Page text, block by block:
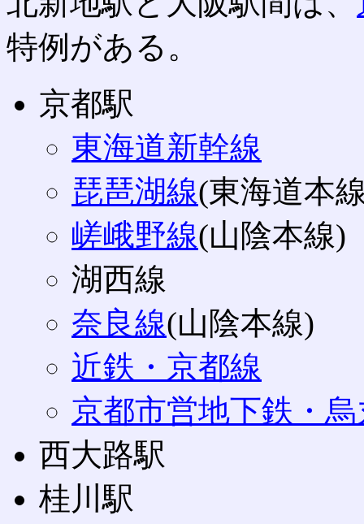
特例がある。
京都駅
東海道新幹線
琵琶湖線(東海道本
嵯峨野線(山陰本線)
湖西線
奈良線(山陰本線)
近鉄・京都線
京都市営地下鉄・
西大路駅
桂川駅